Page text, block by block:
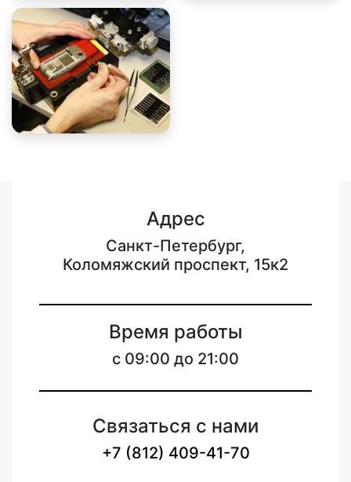
Адрес
Санкт-Петербург,
Коломяжский проспект, 15к2
Время работы
c 09:00 до 21:00
Связаться с нами
+7 (812) 409-41-70